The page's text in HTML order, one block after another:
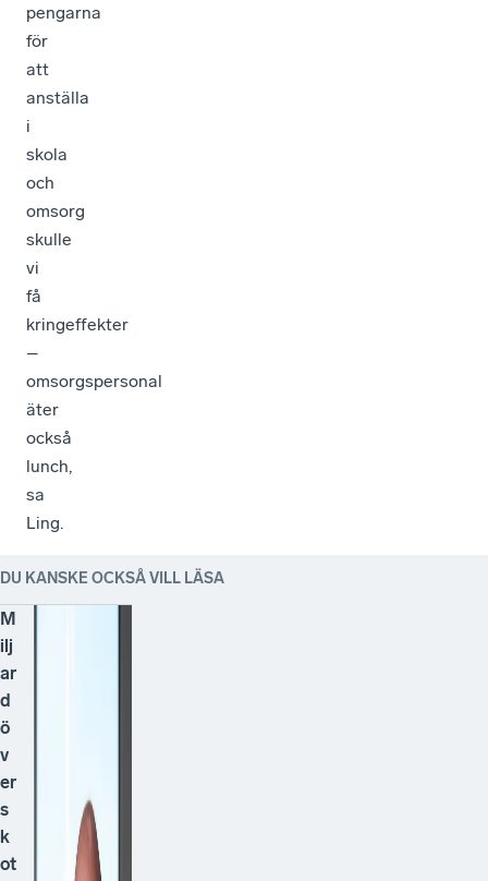
pengarna
för
att
anställa
i
skola
och
omsorg
skulle
vi
få
kringeffekter
–
omsorgspersonal
äter
också
lunch,
sa
Ling.
DU KANSKE OCKSÅ VILL LÄSA
M
ilj
ar
d
ö
v
er
s
k
ot